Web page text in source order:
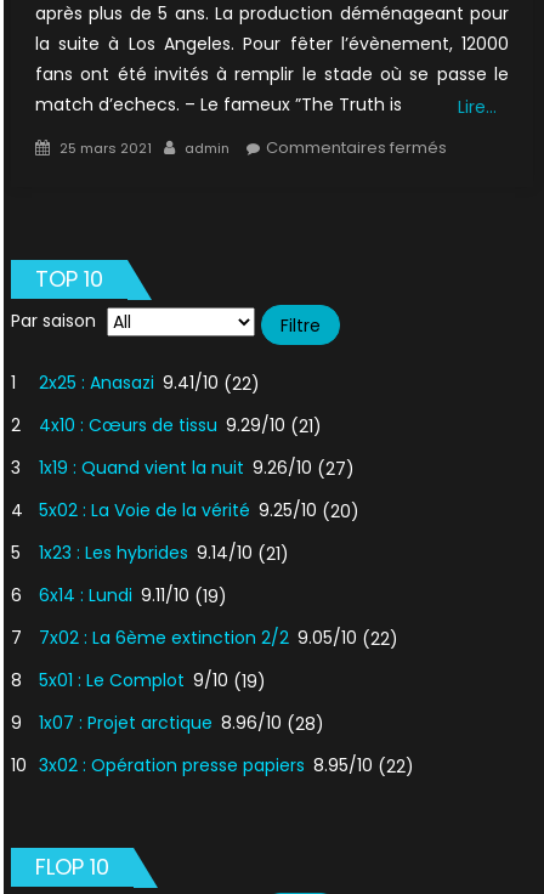
après plus de 5 ans. La production déménageant pour
la suite à Los Angeles. Pour fêter l’évènement, 12000
fans ont été invités à remplir le stade où se passe le
match d’echecs. – Le fameux ”The Truth is
Lire…
Posted
25 mars 2021 Author
admin Commentaires ferméssur
TOP 10
Par saison
1 2x25 : Anasazi 9.41/10 (22)
2
4x10 : Cœurs de tissu 9.29/10 (21)
3
1x19 : Quand vient la nuit 9.26/10 (27)
4
5x02 : La Voie de la vérité 9.25/10 (20)
5
1x23 : Les hybrides 9.14/10 (21)
6
6x14 : Lundi 9.11/10 (19)
7
7x02 : La 6ème extinction 2/2 9.05/10 (22)
8
5x01 : Le Complot 9/10 (19)
9
1x07 : Projet arctique 8.96/10 (28)
10 3x02 : Opération presse papiers 8.95/10 (22)
FLOP 10